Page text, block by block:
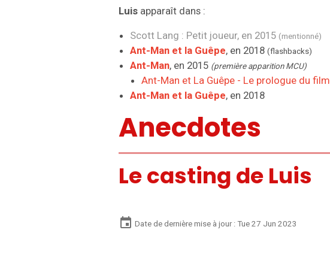
Luis apparaît dans :
Scott Lang : Petit joueur, en 2015 (mentionné)
Ant-Man et la Guêpe, en 2018(flashbacks)
Ant-Man, en 2015 (première apparition MCU)
Ant-Man et La Guêpe - Le prologue du film
Ant-Man et la Guêpe, en 2018
Anecdotes
Le casting de Luis
Date de dernière mise à jour : Tue 27 Jun 2023